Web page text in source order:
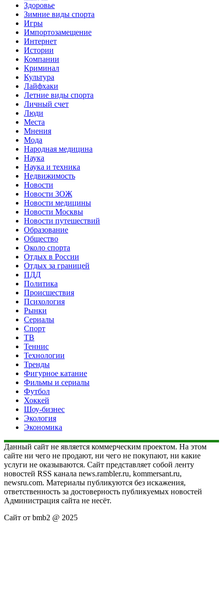
Здоровье
Зимние виды спорта
Игры
Импортозамещение
Интернет
Истории
Компании
Криминал
Культура
Лайфхаки
Летние виды спорта
Личный счет
Люди
Места
Мнения
Мода
Народная медицина
Наука
Наука и техника
Недвижимость
Новости
Новости ЗОЖ
Новости медицины
Новости Москвы
Новости путешествий
Образование
Общество
Около спорта
Отдых в России
Отдых за границей
ПДД
Политика
Происшествия
Психология
Рынки
Сериалы
Спорт
ТВ
Теннис
Технологии
Тренды
Фигурное катание
Фильмы и сериалы
Футбол
Хоккей
Шоу-бизнес
Экология
Экономика
Данный сайт не является коммерческим проектом. На этом
сайте ни чего не продают, ни чего не покупают, ни какие
услуги не оказываются. Сайт представляет собой ленту
новостей RSS канала news.rambler.ru, kommersant.ru,
newsru.com. Материалы публикуются без искажения,
ответственность за достоверность публикуемых новостей
Администрация сайта не несёт.
Сайт от bmb2 @ 2025